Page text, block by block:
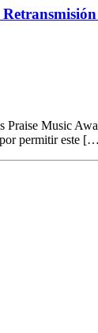
Music
por permitir este